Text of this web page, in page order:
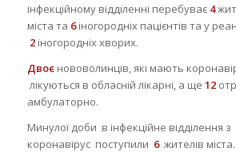
інфекційному відділенні перебуває 4
міста та 6іногородніх пацієнтів та у
2іногородніх хворих.
Двоєнововолинців, які мають
лікуються в обласній лікарні, а ще 12
амбулаторно.
Минулої доби в інфекційне відділення
коронавірус поступили 6 жителів